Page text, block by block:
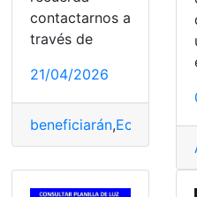
Planilla de agua
contactarnos a
través de
21/04/2026
beneficiarán,Ecuador luz,